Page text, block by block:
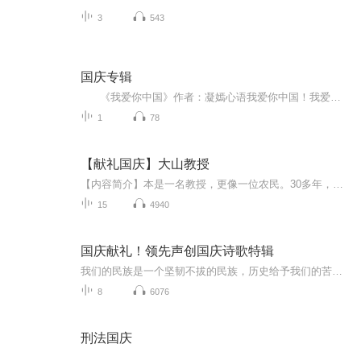
3 543
国庆专辑
1 78
【献礼国庆】大山教授
15 4940
国庆献礼！领先声创国庆诗歌特辑
8 6076
刑法国庆